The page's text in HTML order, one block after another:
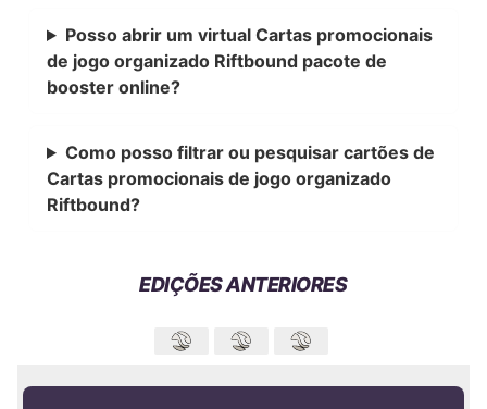
Posso abrir um virtual Cartas promocionais
de jogo organizado Riftbound pacote de
booster online?
Como posso filtrar ou pesquisar cartões de
Cartas promocionais de jogo organizado
Riftbound?
EDIÇÕES ANTERIORES